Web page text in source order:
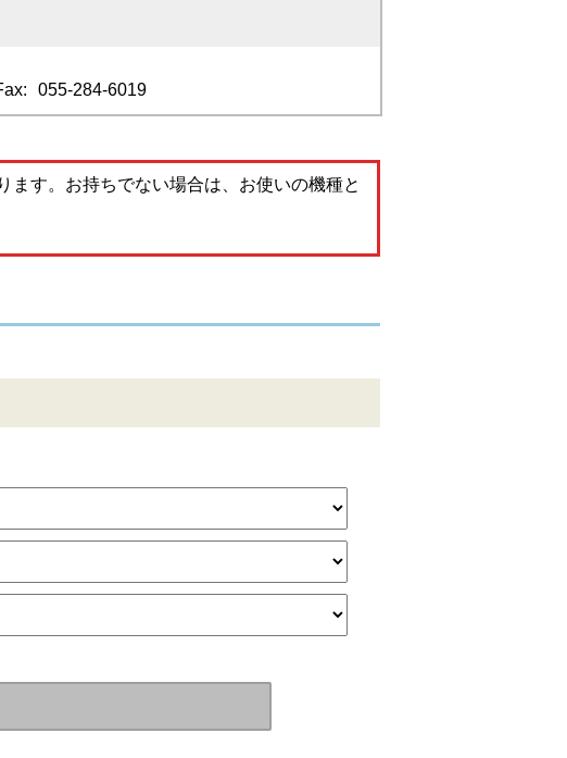
055-284-6019
す。お持ちでない場合は、お使いの機種と